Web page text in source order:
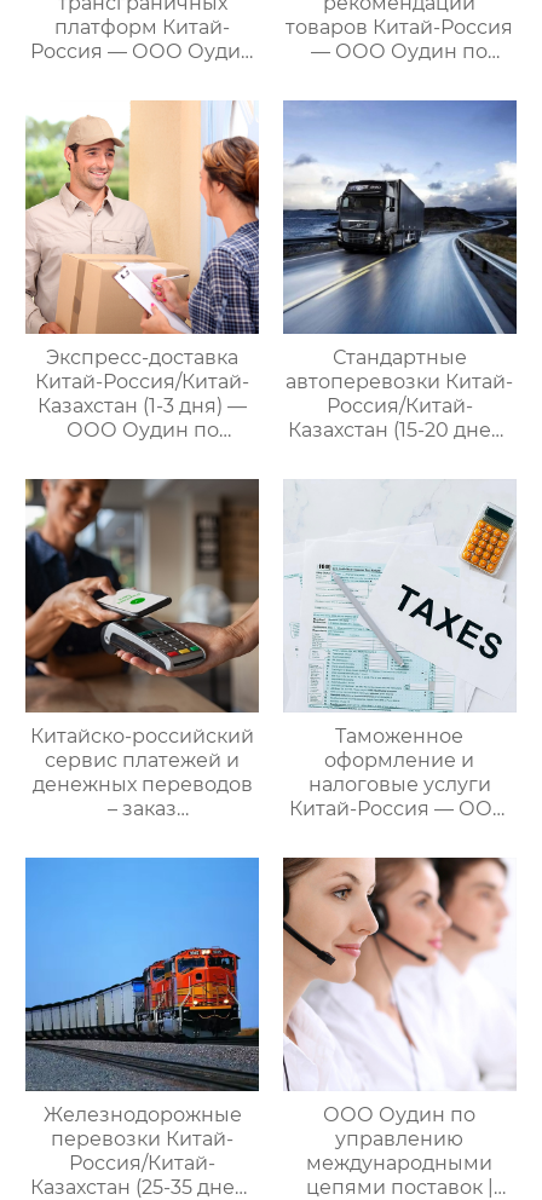
платформ Китай-
Россия — ООО Оудин
международными
цепями поставок
товаров Китай-Россия
— ООО Оудин по
международными
Экспресс-доставка
Китай-Россия/Китай-
Казахстан (1-3 дня) —
ООО Оудин по
международными
цепями поставок
Стандартные
автоперевозки Китай-
Россия/Китай-
Казахстан (15-20 дней)
управлению
международными
цепями поставок
Китайско-российский
сервис платежей и
денежных переводов
– заказ
поставок
Таможенное
оформление и
налоговые услуги
Китай-Россия — ООО
международными
цепями поставок
Железнодорожные
перевозки Китай-
Россия/Китай-
Казахстан (25-35 дней)
ООО Оудин по
управлению
международными
цепями поставок |